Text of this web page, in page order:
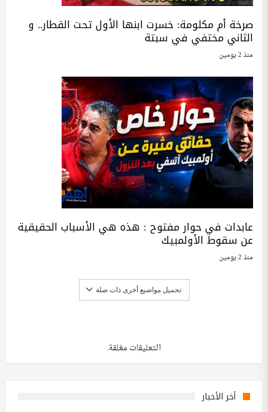
صرخة أم مكلومة: خسرت ابنها الأول تحت القطار.. و
الثاني مختفي في سبتة
منذ 2 يومين
عابدات في حوار مفتوح : هذه هي الأسباب الحقيقية
عن سقوط الأولمبيك
منذ 2 يومين
تحميل مواضيع أخرى ذات صلة
التعليقات مغلقة.
أخر الأخبار